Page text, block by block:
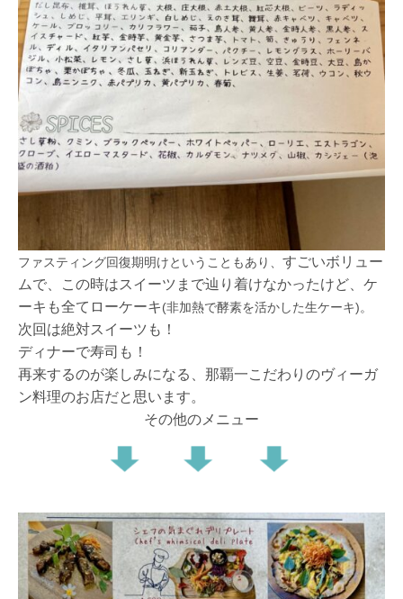
ファスティング回復期明けということもあり、 すごいボリュー
ムで、この時はスイーツまで辿り着けなかったけど、ケ
ーキも全てローケーキ(非加熱で酵素を活かした生ケーキ)。
次回は絶対スイーツも！
ディナーで寿司も！
再来するのが楽しみになる、那覇一こだわりのヴィーガ
ン料理のお店だと思います。
その他のメニュー